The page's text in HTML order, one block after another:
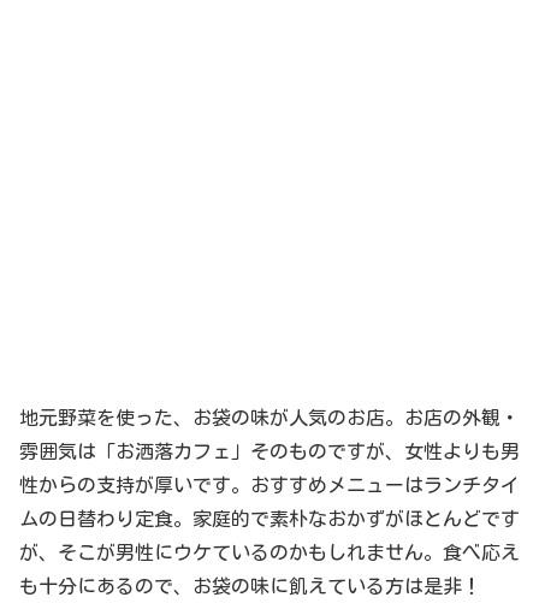
地元野菜を使った、お袋の味が人気のお店。お店の外観・
雰囲気は「お洒落カフェ」そのものですが、女性よりも男
性からの支持が厚いです。おすすめメニューはランチタイ
ムの日替わり定食。家庭的で素朴なおかずがほとんどです
が、そこが男性にウケているのかもしれません。食べ応え
も十分にあるので、お袋の味に飢えている方は是非！